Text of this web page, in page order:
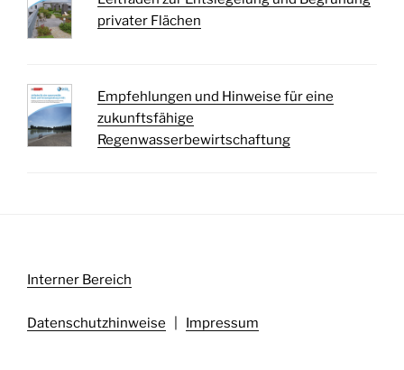
privater Flächen
Empfehlungen und Hinweise für eine
zukunftsfähige
Regenwasserbewirtschaftung
Interner Bereich
Datenschutzhinweise Impressum